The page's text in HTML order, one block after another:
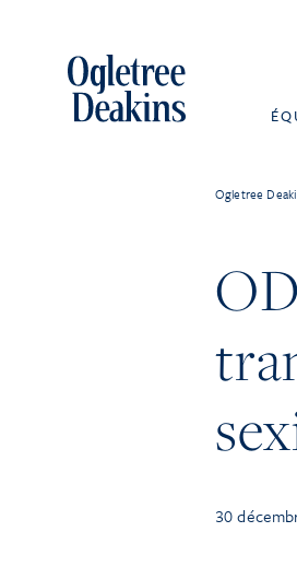
Ogletree
30